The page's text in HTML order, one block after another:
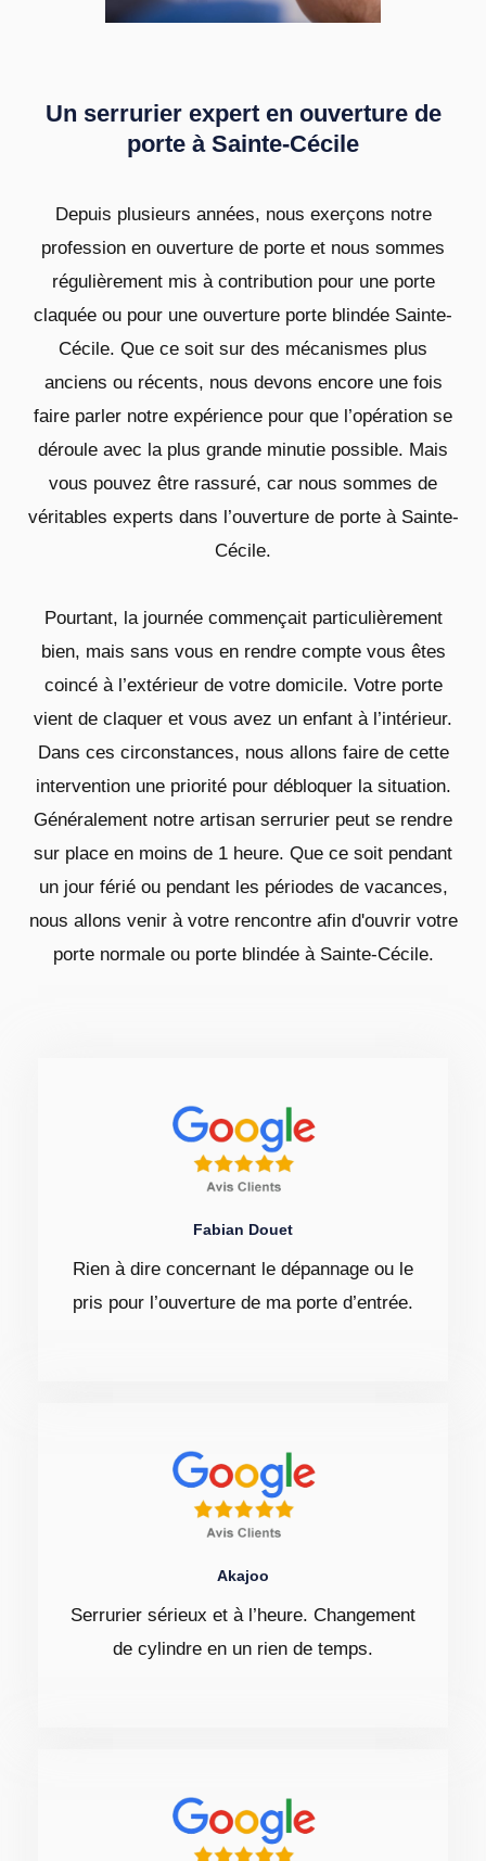
Un serrurier expert en ouverture de
porte à Sainte-Cécile
Depuis plusieurs années, nous exerçons notre
profession en ouverture de porte et nous sommes
régulièrement mis à contribution pour une porte
claquée ou pour une ouverture porte blindée Sainte-
Cécile. Que ce soit sur des mécanismes plus
anciens ou récents, nous devons encore une fois
faire parler notre expérience pour que l’opération se
déroule avec la plus grande minutie possible. Mais
vous pouvez être rassuré, car nous sommes de
véritables experts dans l’ouverture de porte à Sainte-
Cécile.
Pourtant, la journée commençait particulièrement
bien, mais sans vous en rendre compte vous êtes
coincé à l’extérieur de votre domicile. Votre porte
vient de claquer et vous avez un enfant à l’intérieur.
Dans ces circonstances, nous allons faire de cette
intervention une priorité pour débloquer la situation.
Généralement notre artisan serrurier peut se rendre
sur place en moins de 1 heure. Que ce soit pendant
un jour férié ou pendant les périodes de vacances,
nous allons venir à votre rencontre afin d'ouvrir votre
porte normale ou porte blindée à Sainte-Cécile.
Fabian Douet
Rien à dire concernant le dépannage ou le
pris pour l’ouverture de ma porte d’entrée.
Akajoo
Serrurier sérieux et à l’heure. Changement
de cylindre en un rien de temps.